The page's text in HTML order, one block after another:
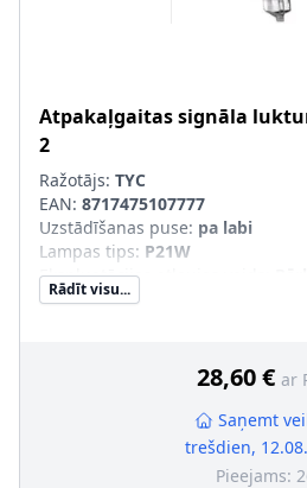
Atpakaļgaitas signāla
2
Ražotājs: TYC
EAN: 8717475107777
Uzstādīšanas puse: pa labi
Lampas tips: P21W
Ekspluatācijas atļaujas veids
Papildus artikuls/Papildus
Rādīt visu...
28,60 € ar
Saņemt
trešdien,
Pieejams: